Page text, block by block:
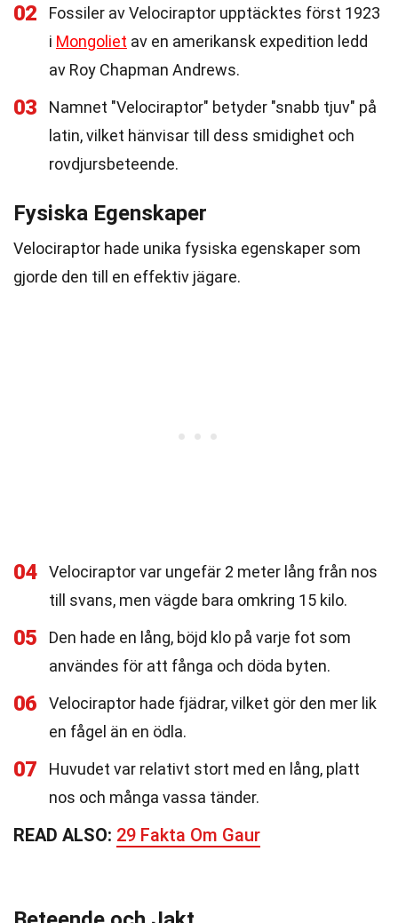
02
Fossiler av Velociraptor upptäcktes först 1923
i Mongoliet av en amerikansk expedition ledd
av Roy Chapman Andrews.
03
Namnet "Velociraptor" betyder "snabb tjuv" på
latin, vilket hänvisar till dess smidighet och
rovdjursbeteende.
Fysiska Egenskaper
Velociraptor hade unika fysiska egenskaper som
gjorde den till en effektiv jägare.
04
Velociraptor var ungefär 2 meter lång från nos
till svans, men vägde bara omkring 15 kilo.
05
Den hade en lång, böjd klo på varje fot som
användes för att fånga och döda byten.
06
Velociraptor hade fjädrar, vilket gör den mer lik
en fågel än en ödla.
07
Huvudet var relativt stort med en lång, platt
nos och många vassa tänder.
READ ALSO: 29 Fakta Om Gaur